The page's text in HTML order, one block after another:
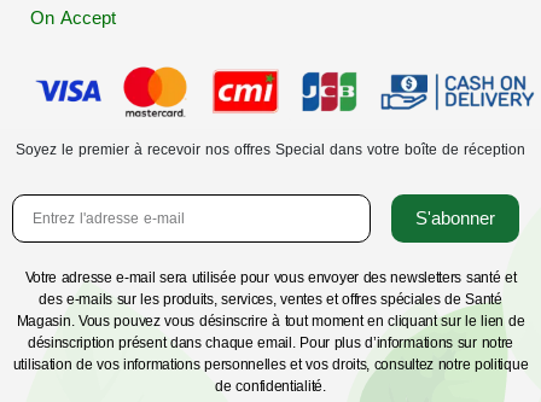
On Accept
Soyez le premier à recevoir nos offres Special dans votre boîte de réception
S'abonner
Votre adresse e-mail sera utilisée pour vous envoyer des newsletters santé et
des e-mails sur les produits, services, ventes et offres spéciales de Santé
Magasin. Vous pouvez vous désinscrire à tout moment en cliquant sur le lien de
désinscription présent dans chaque email. Pour plus d’informations sur notre
utilisation de vos informations personnelles et vos droits, consultez notre politique
de confidentialité.